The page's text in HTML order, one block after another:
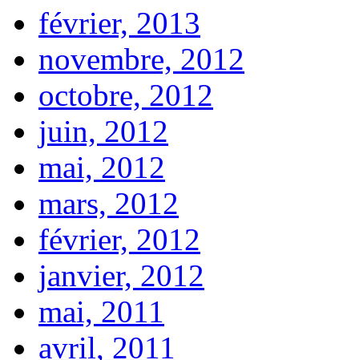
février, 2013
novembre, 2012
octobre, 2012
juin, 2012
mai, 2012
mars, 2012
février, 2012
janvier, 2012
mai, 2011
avril, 2011